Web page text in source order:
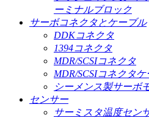
ーミナルブロック
サーボコネクタとケーブル
DDKコネクタ
1394コネクタ
MDR/SCSIコネクタ
MDR/SCSIコネクタ
シーメンス製サーボ
センサー
サーミスタ温度セン